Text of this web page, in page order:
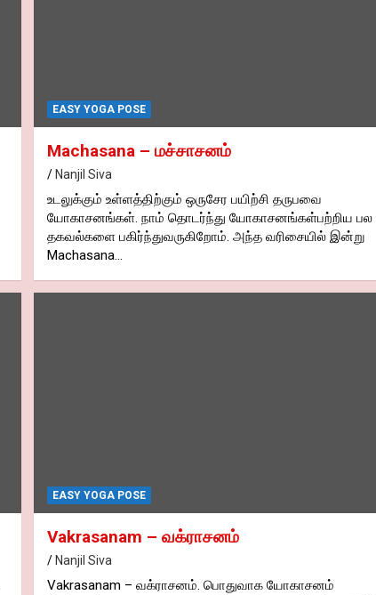
EASY YOGA POSE
Machasana – மச்சாசனம்
Nanjil Siva
உடலுக்கும் உள்ளத்திற்கும் ஒருசேர பயிற்சி தருபவை
யோகாசனங்கள். நாம் தொடர்ந்து யோகாசனங்கள்பற்றிய பல
தகவல்களை பகிர்ந்துவருகிறோம். அந்த வரிசையில் இன்று
Machasana…
EASY YOGA POSE
Vakrasanam – வக்ராசனம்
Nanjil Siva
Vakrasanam – வக்ராசனம். பொதுவாக யோகாசனம்